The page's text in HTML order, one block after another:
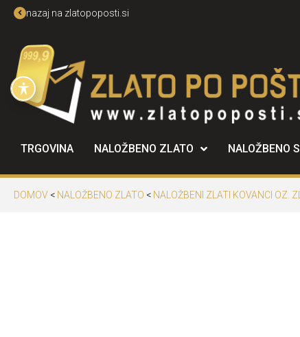
nazaj na zlatopoposti.si
TRGOVINA NALOŽBENO ZLATO NALOŽBENO
DOMOV < NALOŽBENO ZLATO < NALOŽBENI ZLATI KOVANCI OZ.